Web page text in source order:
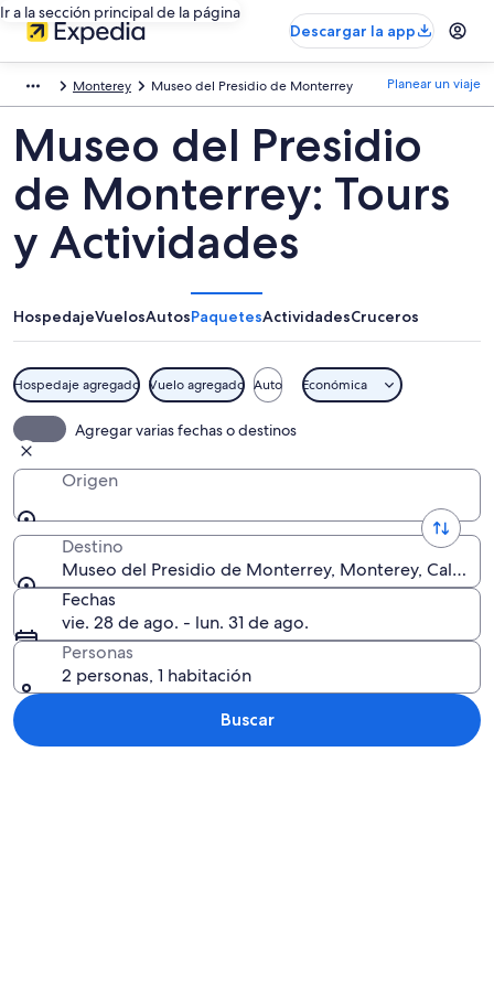
Ir a la sección principal de la página
Descargar la app
Monterey Museo del Presidio de Monterrey Planear un viaje
Museo del Presidio
de Monterrey: Tours
y Actividades
HospedajeVuelosAutosPaquetesActividadesCruceros
Hospedaje agregado Vuelo agregado Auto Económica
Agregar varias fechas o destinos
Origen
Destino
Museo del Presidio de Monterrey, Monterey,
Fechas
vie. 28 de ago. - lun. 31 de ago.
Personas
2 personas, 1 habitación
Buscar